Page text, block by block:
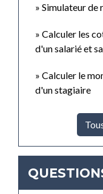
Simulateur de
Calculer les
d'un salarié et
Calculer le
d'un stagiaire